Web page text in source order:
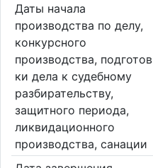
Даты начала
производства по делу,
конкурсного
производства, подготов
ки дела к судебному
разбирательству,
защитного периода,
ликвидационного
производства, санации